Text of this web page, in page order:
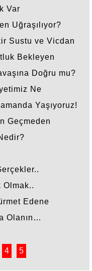
Var
Uğraşılıyor?
Sustu ve Vicdan
Bekleyen
Doğru mu?
Ne
Yaşıyoruz!
Geçmeden
Olmak..
Edene
Olanın…
4 5